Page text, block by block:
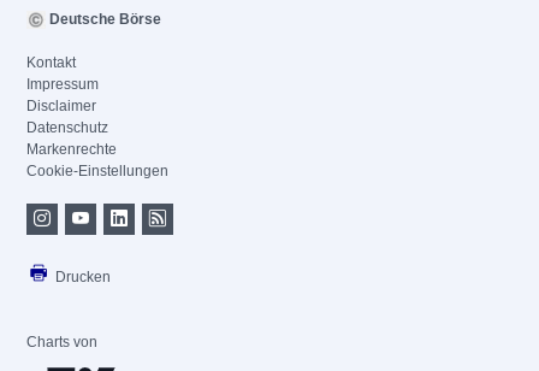
Deutsche Börse
Kontakt
Impressum
Disclaimer
Datenschutz
Markenrechte
Cookie-Einstellungen
Drucken
Charts von